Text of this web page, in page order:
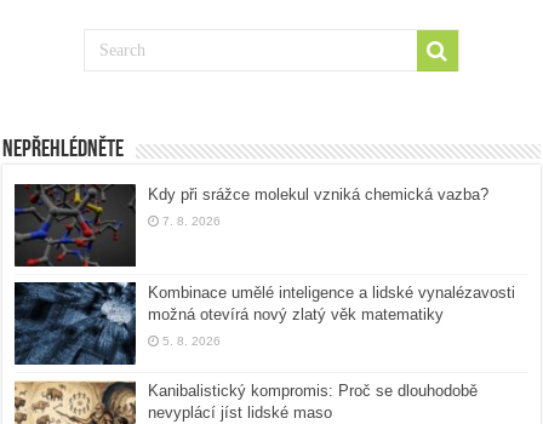
Nepřehlédněte
Kdy při srážce molekul vzniká chemická vazba?
7. 8. 2026
Kombinace umělé inteligence a lidské vynalézavosti
možná otevírá nový zlatý věk matematiky
5. 8. 2026
Kanibalistický kompromis: Proč se dlouhodobě
nevyplácí jíst lidské maso